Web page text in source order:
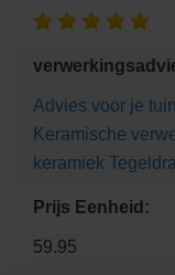
Advies voor je tuin
Keramische
keramiek
Prijs Eenheid:
59.95